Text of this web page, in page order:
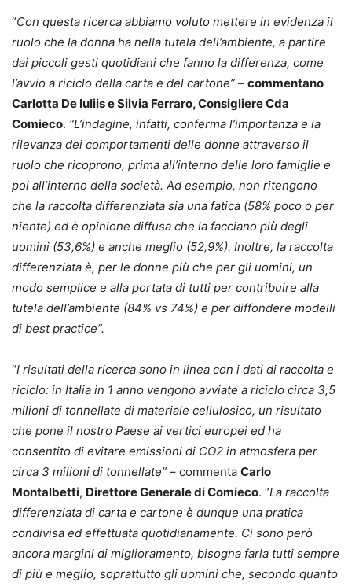
“Con questa ricerca abbiamo voluto mettere in evidenza il
ruolo che la donna ha nella tutela dell’ambiente, a partire
dai piccoli gesti quotidiani che fanno la differenza, come
l’avvio a riciclo della carta e del cartone” – commentano
Carlotta De Iuliis e Silvia Ferraro, Consigliere Cda
Comieco. “L’indagine, infatti, conferma l’importanza e la
rilevanza dei comportamenti delle donne attraverso il
ruolo che ricoprono, prima all’interno delle loro famiglie e
poi all’interno della società. Ad esempio, non ritengono
che la raccolta differenziata sia una fatica (58% poco o per
niente) ed è opinione diffusa che la facciano più degli
uomini (53,6%) e anche meglio (52,9%). Inoltre, la raccolta
differenziata è, per le donne più che per gli uomini, un
modo semplice e alla portata di tutti per contribuire alla
tutela dell’ambiente (84% vs 74%) e per diffondere modelli
di best practice”.
“I risultati della ricerca sono in linea con i dati di raccolta e
riciclo: in Italia in 1 anno vengono avviate a riciclo circa 3,5
milioni di tonnellate di materiale cellulosico, un risultato
che pone il nostro Paese ai vertici europei ed ha
consentito di evitare emissioni di CO2 in atmosfera per
circa 3 milioni di tonnellate” – commenta Carlo
Montalbetti, Direttore Generale di Comieco. “La raccolta
differenziata di carta e cartone è dunque una pratica
condivisa ed effettuata quotidianamente. Ci sono però
ancora margini di miglioramento, bisogna farla tutti sempre
di più e meglio, soprattutto gli uomini che, secondo quanto